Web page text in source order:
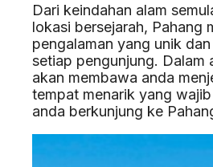
Dari keindahan alam
lokasi bersejarah, Pahang
pengalaman yang unik
setiap pengunjung. Dalam
akan membawa anda
tempat menarik yang
anda berkunjung ke